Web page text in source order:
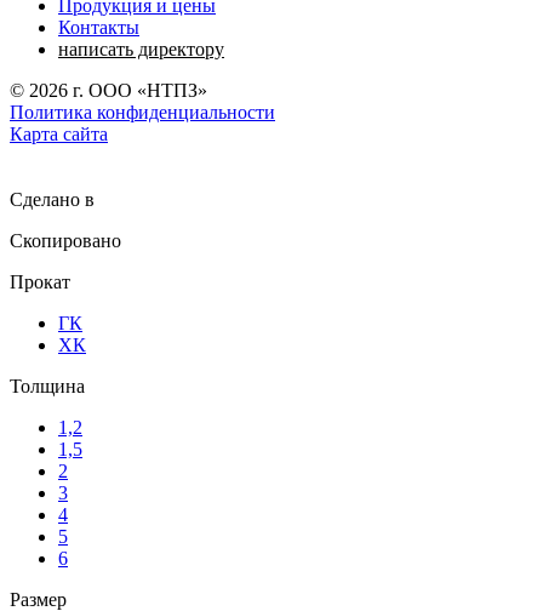
Продукция и цены
Контакты
написать директору
© 2026 г. ООО «НТПЗ»
Политика конфиденциальности
Карта сайта
Сделано в
Скопировано
Прокат
ГК
ХК
Толщина
1,2
1,5
2
3
4
5
6
Размер